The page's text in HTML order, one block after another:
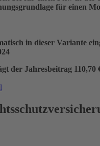
für einen
in dieser Variante
der Jahresbeitrag 110,70